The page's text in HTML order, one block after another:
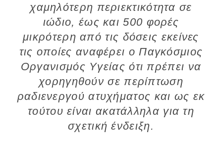
χαμηλότερη περιεκτικότητα σε
ιώδιο, έως και 500 φορές
μικρότερη από τις δόσεις εκείνες
τις οποίες αναφέρει ο Παγκόσμιος
Οργανισμός Υγείας ότι πρέπει να
χορηγηθούν σε περίπτωση
ραδιενεργού ατυχήματος και ως εκ
τούτου είναι ακατάλληλα για τη
σχετική ένδειξη.